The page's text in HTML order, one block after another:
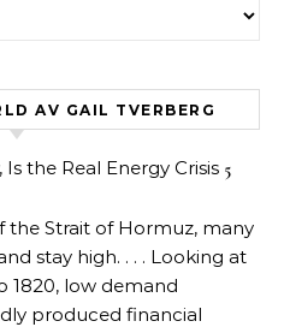
AV GAIL TVERBERG
the Real Energy Crisis 5
Strait of Hormuz, many
stay high. . . . Looking at
1820, low demand
produced financial